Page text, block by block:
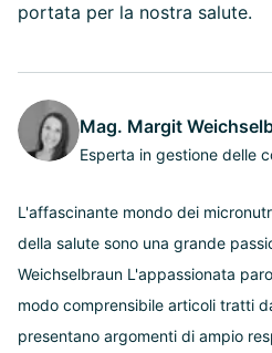
portata per la nostra salute.
Mag. Margit
Esperta in gestione delle
L'affascinante mondo dei
della salute sono una grande
Weichselbraun L'appassionata
modo comprensibile articoli tratti
presentano argomenti di ampio